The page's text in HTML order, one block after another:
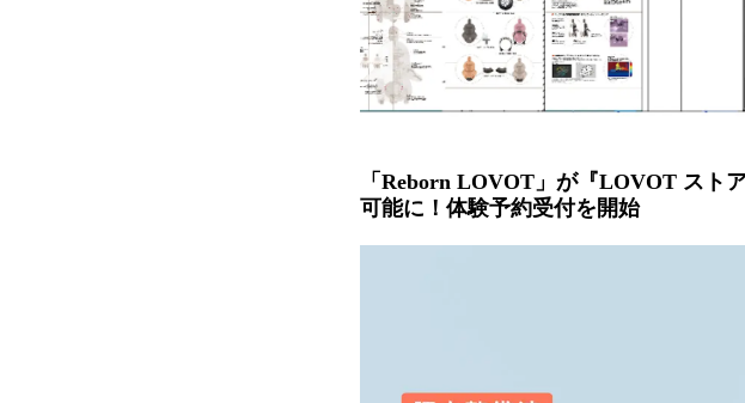
「Reborn LOVOT」が『LOVOT スト
可能に！体験予約受付を開始